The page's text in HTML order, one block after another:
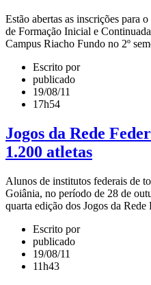
Estão abertas as inscrições para
de Formação Inicial e
Campus Riacho Fundo no 2º
Escrito por
publicado
19/08/11
17h54
Jogos da Rede
1.200 atletas
Alunos de institutos federais de
Goiânia, no período de 28 de
quarta edição dos Jogos da Rede
Escrito por
publicado
19/08/11
11h43